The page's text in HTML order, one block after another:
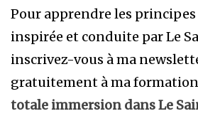
Pour apprendre les principes
inspirée et conduite par Le
inscrivez-vous à ma
gratuitement à ma formation
totale immersion dans Le